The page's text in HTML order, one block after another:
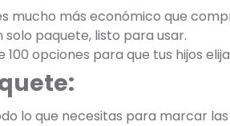
mucho más económico que
solo paquete, listo para usar.
100 opciones para que tus hijos
lo que necesitas para marcar